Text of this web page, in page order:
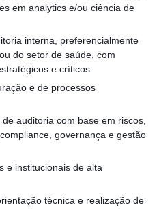
em analytics e/ou ciência de
interna, preferencialmente
do setor de saúde, com
e críticos.
e de processos
auditoria com base em riscos,
governança e gestão
e institucionais de alta
técnica e realização de